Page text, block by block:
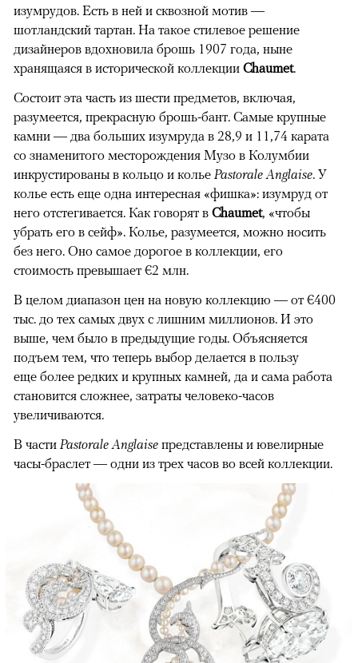
изумрудов. Есть в ней и сквозной мотив —
шотландский тартан. На такое стилевое решение
дизайнеров вдохновила брошь 1907 года, ныне
хранящаяся в исторической коллекции Chaumet.
Состоит эта часть из шести предметов, включая,
разумеется, прекрасную брошь-бант. Самые крупные
камни — два больших изумруда в 28,9 и 11,74 карата
со знаменитого месторождения Музо в Колумбии
инкрустированы в кольцо и колье Pastorale Anglaise. У
колье есть еще одна интересная «фишка»: изумруд от
него отстегивается. Как говорят в Chaumet, «чтобы
убрать его в сейф». Колье, разумеется, можно носить
без него. Оно самое дорогое в коллекции, его
стоимость превышает €2 млн.
В целом диапазон цен на новую коллекцию — от €400
тыс. до тех самых двух с лишним миллионов. И это
выше, чем было в предыдущие годы. Объясняется
подъем тем, что теперь выбор делается в пользу
еще более редких и крупных камней, да и сама работа
становится сложнее, затраты человеко-часов
увеличиваются.
В части Pastorale Anglaise представлены и ювелирные
часы-браслет — одни из трех часов во всей коллекции.